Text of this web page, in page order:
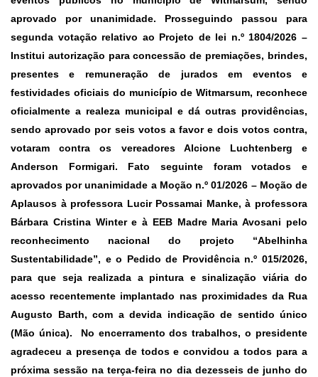
aprovado por unanimidade. Prosseguindo passou para
segunda votação relativo ao Projeto de lei n.º 1804/2026 –
Institui autorização para concessão de premiações, brindes,
presentes e remuneração de jurados em eventos e
festividades oficiais do município de Witmarsum, reconhece
oficialmente a realeza municipal e dá outras providências,
sendo aprovado por seis votos a favor e dois votos contra,
votaram contra os vereadores Alcione Luchtenberg e
Anderson Formigari. Fato seguinte foram votados e
aprovados por unanimidade aMoção n.º 01/2026 – Moção de
Aplausos à professora Lucir Possamai Manke, à professora
Bárbara Cristina Winter e à EEB Madre Maria Avosani pelo
reconhecimento nacional do projeto “Abelhinha
Sustentabilidade”, e o Pedido de Providência n.º 015/2026,
para que seja realizada a pintura e sinalização viária do
acesso recentemente implantado nas proximidades da Rua
Augusto Barth, com a devida indicação de sentido único
(Mão única). No encerramento dos trabalhos, o presidente
agradeceu a presença de todos e convidou a todos para a
próxima sessão na terça-feira no dia dezesseis de junho do